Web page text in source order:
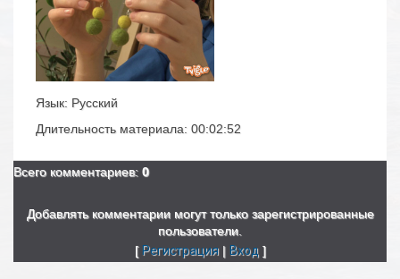
Язык: Русский
Длительность материала: 00:02:52
Всего комментариев: 0
Добавлять комментарии могут только зарегистрированные
пользователи.
[ Регистрация| Вход ]